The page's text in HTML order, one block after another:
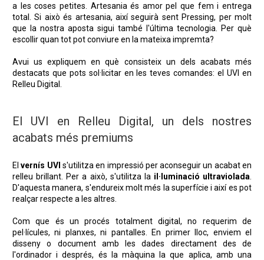
a les coses petites. Artesania és amor pel que fem i entrega
total. Si això és artesania, així seguirà sent Pressing, per molt
que la nostra aposta sigui també l'última tecnologia. Per què
escollir quan tot pot conviure en la mateixa impremta?
Avui us expliquem en què consisteix un dels acabats més
destacats que pots sol·licitar en les teves comandes: el UVI en
Relleu Digital.
El UVI en Relleu Digital, un dels nostres
acabats més premiums
Elvernís UVI s'utilitza en impressió per aconseguir un acabat en
relleu brillant. Per a això, s'utilitza la il·luminació ultraviolada
D'aquesta manera, s'endureix molt més la superfície i així es pot
realçar respecte a les altres.
Com que és un procés totalment digital, no requerim de
pel·lícules, ni planxes, ni pantalles. En primer lloc, enviem el
disseny o document amb les dades directament des de
l'ordinador i després, és la màquina la que aplica, amb una